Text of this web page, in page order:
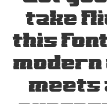
take
this
modern